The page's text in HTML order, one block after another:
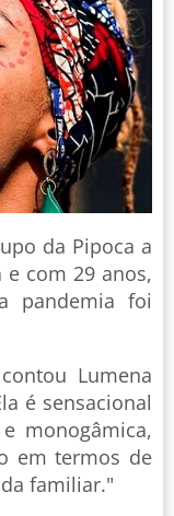
da Pipoca a
e com 29 anos,
pandemia foi
Lumena
é sensacional
monogâmica,
em termos de
familiar."